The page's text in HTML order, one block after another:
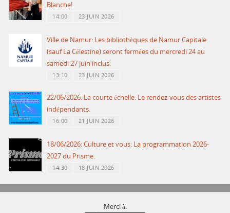
Blanche!
14:00 23 JUIN 2026
Ville de Namur: Les bibliothèques de Namur Capitale
(sauf La Célestine) seront fermées du mercredi 24 au
samedi 27 juin inclus.
13:10 23 JUIN 2026
22/06/2026: La courte échelle: Le rendez-vous des artistes
indépendants.
16:00 21 JUIN 2026
18/06/2026: Culture et vous: La programmation 2026-
2027 du Prisme.
14:30 18 JUIN 2026
Merci à: